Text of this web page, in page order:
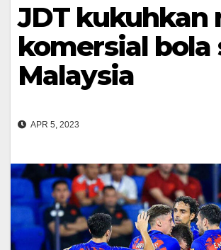
JDT kukuhkan
komersial bola
Malaysia
APR 5, 2023